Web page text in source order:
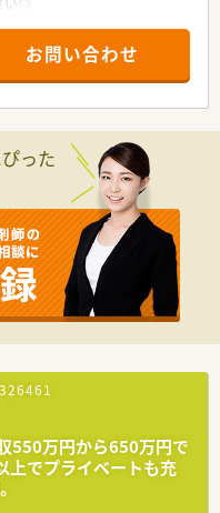
・スポーツ整形・
需しており、
いる、
していただける環境ですの
していただけますよ♪
あたたかい雰囲気の企業で
お問い合わせ
った
326461
550万円から650万円で
上でプライベートも充